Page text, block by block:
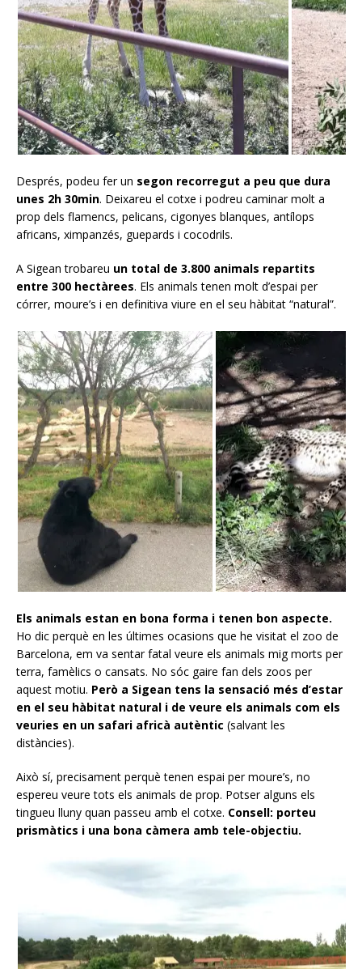
Després, podeu fer un segon recorregut a peu que dura
unes 2h 30min. Deixareu el cotxe i podreu caminar molt a
prop dels flamencs, pelicans, cigonyes blanques, antílops
africans, ximpanzés, guepards i cocodrils.
A Sigean trobareu un total de 3.800 animals repartits
entre 300 hectàrees. Els animals tenen molt d’espai per
córrer, moure’s i en definitiva viure en el seu hàbitat “natural”.
Els animals estan en bona forma i tenen bon aspecte.
Ho dic perquè en les últimes ocasions que he visitat el zoo de
Barcelona, em va sentar fatal veure els animals mig morts per
terra, famèlics o cansats. No sóc gaire fan dels zoos per
aquest motiu. Però a Sigean tens la sensació més d’estar
en el seu hàbitat natural i de veure els animals com els
veuries en un safari africà autèntic (salvant les
distàncies).
Això sí, precisament perquè tenen espai per moure’s, no
espereu veure tots els animals de prop. Potser alguns els
tingueu lluny quan passeu amb el cotxe. Consell: porteu
prismàtics i una bona càmera amb tele-objectiu.